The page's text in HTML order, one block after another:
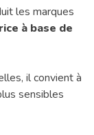
les marques
à base de
il convient à
sensibles